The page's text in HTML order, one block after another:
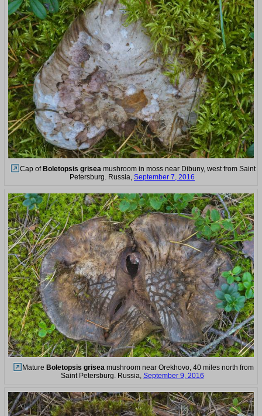
Cap of Boletopsis grisea mushroom in moss near Dibuny, west from Saint
Petersburg. Russia, September 7, 2016
Mature Boletopsis grisea mushroom near Orekhovo, 40 miles north from
Saint Petersburg. Russia, September 9, 2016